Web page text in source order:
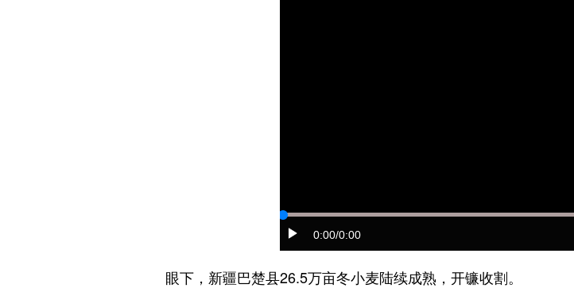
0:00/0:00
眼下，新疆巴楚县26.5万亩冬小麦陆续成熟，开镰收割。